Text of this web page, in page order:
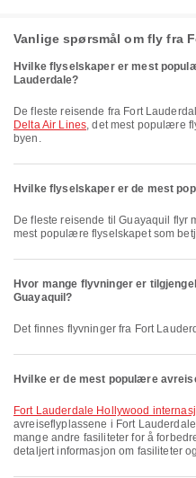
Vanlige spørsmål om fly fra
Hvilke flyselskaper er mest
Lauderdale?
De fleste reisende fra Fort
Delta Air Lines, det mest populære
byen.
Hvilke flyselskaper er de mest
De fleste reisende til Guayaquil flyr
mest populære flyselskapet som
Hvor mange flyvninger er
Guayaquil?
Det finnes flyvninger fra Fort
Hvilke er de mest populære
Fort Lauderdale Hollywood
avreiseflyplassene i Fort
mange andre fasiliteter for å
detaljert informasjon om fasiliteter